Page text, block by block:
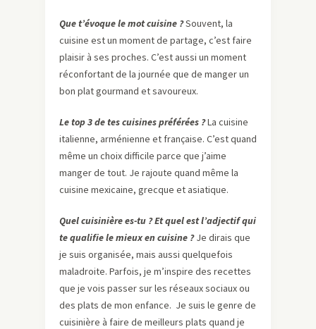
Que t’évoque le mot cuisine ?Souvent, la
cuisine est un moment de partage, c’est faire
plaisir à ses proches. C’est aussi un moment
réconfortant de la journée que de manger un
bon plat gourmand et savoureux.
Le top 3 de tes cuisines préférées ?La cuisine
italienne, arménienne et française. C’est quand
même un choix difficile parce que j’aime
manger de tout. Je rajoute quand même la
cuisine mexicaine, grecque et asiatique.
Quel cuisinière es-tu ? Et quel est l’adjectif qui
te qualifie le mieux en cuisine ?Je dirais que
je suis organisée, mais aussi quelquefois
maladroite. Parfois, je m’inspire des recettes
que je vois passer sur les réseaux sociaux ou
des plats de mon enfance. Je suis le genre de
cuisinière à faire de meilleurs plats quand je